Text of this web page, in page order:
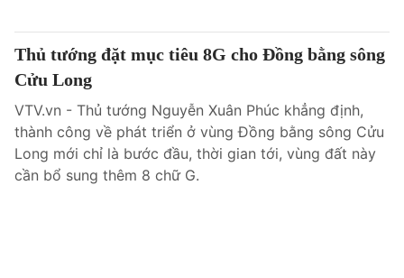
Thủ tướng đặt mục tiêu 8G cho Đồng bằng sông
Cửu Long
VTV.vn - Thủ tướng Nguyễn Xuân Phúc khẳng định,
thành công về phát triển ở vùng Đồng bằng sông Cửu
Long mới chỉ là bước đầu, thời gian tới, vùng đất này
cần bổ sung thêm 8 chữ G.